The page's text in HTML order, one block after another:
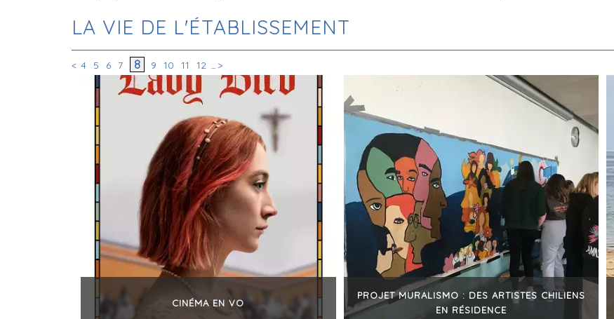
LA VIE DE L'ÉTABLISSEMENT
< 4 5 6 7 8 9 10 11 12 ... >
CINÉMA EN VO
PROJET MURALISMO : DES ARTISTES CHILIENS
EN RÉSIDENCE